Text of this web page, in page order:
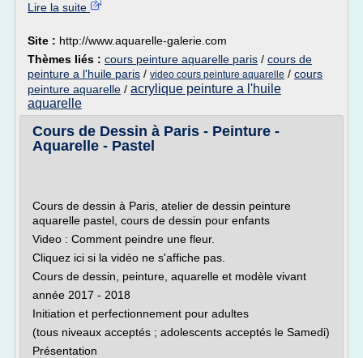
Lire la suite
Site : http://www.aquarelle-galerie.com
Thèmes liés : cours peinture aquarelle paris / cours de
peinture a l'huile paris / video cours peinture aquarelle / cours
peinture aquarelle / acrylique peinture a l'huile
aquarelle
Cours de Dessin à Paris - Peinture -
Aquarelle - Pastel
Cours de dessin à Paris, atelier de dessin peinture
aquarelle pastel, cours de dessin pour enfants
Video : Comment peindre une fleur.
Cliquez ici si la vidéo ne s'affiche pas.
Cours de dessin, peinture, aquarelle et modèle vivant
année 2017 - 2018
Initiation et perfectionnement pour adultes
(tous niveaux acceptés ; adolescents acceptés le Samedi)
Présentation